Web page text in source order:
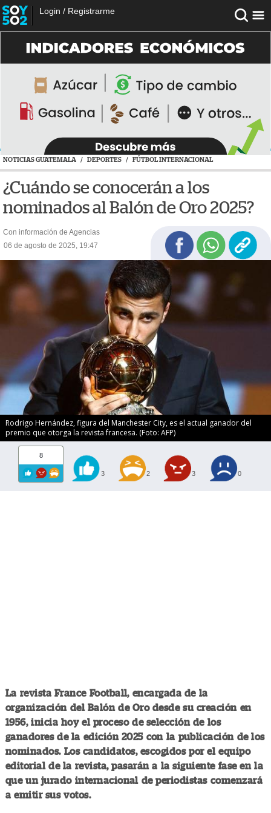
Login / Registrarme
NOTICIAS GUATEMALA / DEPORTES / FÚTBOL INTERNACIONAL
¿Cuándo se conocerán a los
nominados al Balón de Oro 2025?
Con información de Agencias
06 de agosto de 2025, 19:47
Rodrigo Hernández, figura del Manchester City, es el actual ganador del
premio que otorga la revista francesa. (Foto: AFP)
8
3 2 3 0
La revista France Football, encargada de la
organización del Balón de Oro desde su creación en
1956, inicia hoy el proceso de selección de los
ganadores de la edición 2025 con la publicación de los
nominados. Los candidatos, escogidos por el equipo
editorial de la revista, pasarán a la siguiente fase en la
que un jurado internacional de periodistas comenzará
a emitir sus votos.